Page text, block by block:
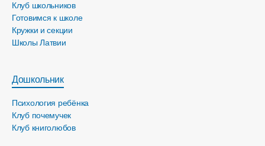
Клуб школьников
Готовимся к школе
Кружки и секции
Школы Латвии
Дошкольник
Психология ребёнка
Клуб почемучек
Клуб книголюбов